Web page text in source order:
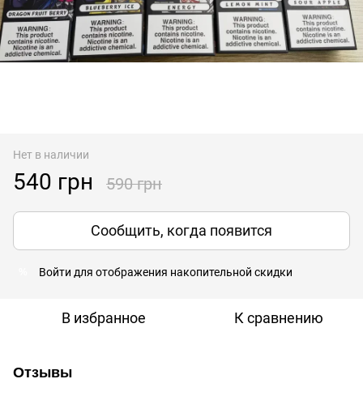
Нет в наличии
540 грн 590 грн
Сообщить, когда появится
Войти для отображения накопительной скидки
В избранное К сравнению
Отзывы